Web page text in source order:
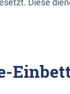
Diese